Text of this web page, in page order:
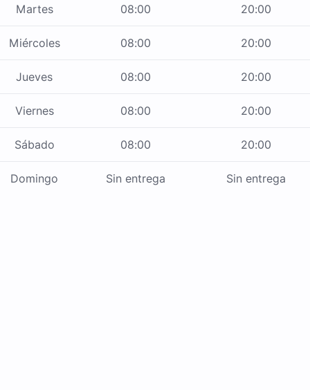
Martes 08:00 20:00
Miércoles 08:00 20:00
Jueves 08:00 20:00
Viernes 08:00 20:00
Sábado 08:00 20:00
Domingo Sin entrega Sin entrega